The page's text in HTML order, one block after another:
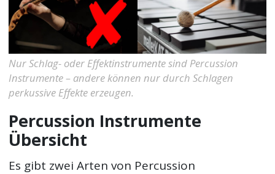
Nur Schlag- oder Effektinstrumente sind Percussion
Instrumente – andere können nur durch Schlagen
perkussive Effekte erzeugen.
Percussion Instrumente
Übersicht
Es gibt zwei Arten von Percussion